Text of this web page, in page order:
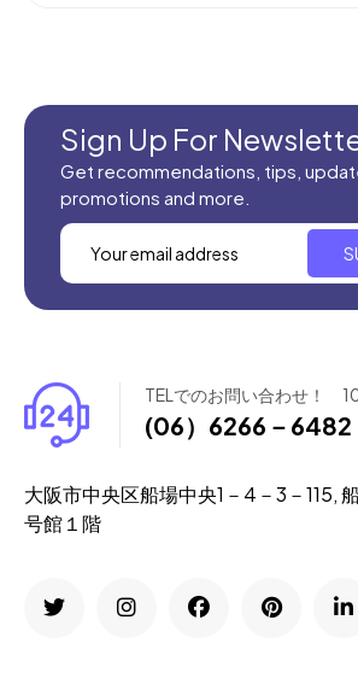
Sign Up For
Get recommendations, tips,
promotions and more.
TELでのお問い合わせ！
(06）6266－6482
大阪市中央区船場中央1－4－3－115,
号館１階